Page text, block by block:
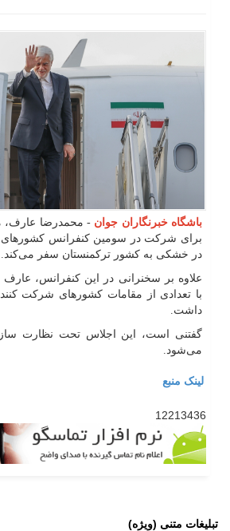
باشگاه خبرنگاران جوان - محمدرضا عارف،
برای شرکت در سومین کنفرانس
در خشکی به کشور ترکمنستان سفر می‌کند.
علاوه بر سخنرانی در این کنفرانس، عارف
با تعدادی از مقامات کشور‌های شرکت
داشت.
گفتنی است، این اجلاس تحت نظارت
می‌شود.
لینک منبع
12213436
تبلیغات متنی (ویژه)